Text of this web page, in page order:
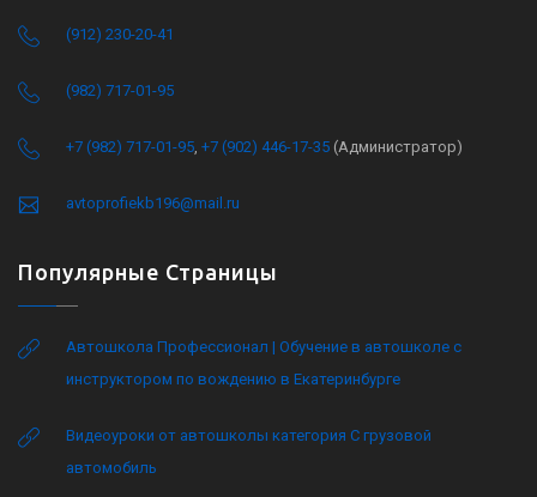
(912) 230-20-41
(982) 717-01-95
+7 (982) 717-01-95 +7 (902) 446-17-35 (Администратор)
avtoprofiekb196@mail.ru
Популярные Страницы
Автошкола Профессионал | Обучение в автошколе с
инструктором по вождению в Екатеринбурге
Видеоуроки от автошколы категория C грузовой
автомобиль